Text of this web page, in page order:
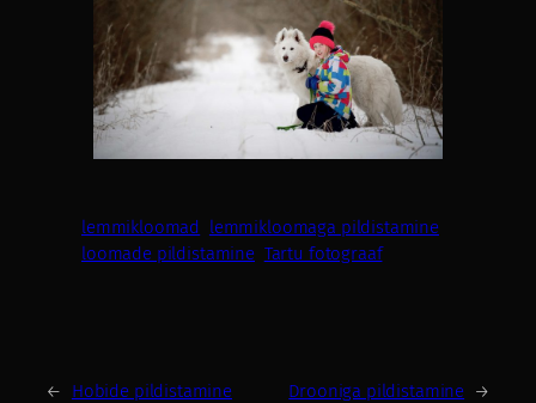
lemmikloomad lemmikloomaga pildistamine
loomade pildistamine Tartu fotograaf
← Hobide pildistamine Drooniga pildistamine →